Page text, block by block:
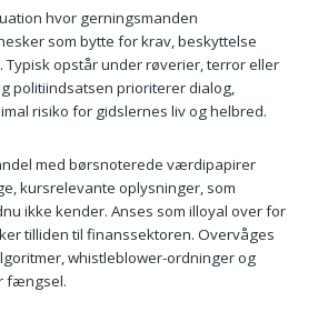
hvor gerningsmanden
som bytte for krav, beskyttelse
Typisk opstår under røverier, terror eller
politiindsatsen prioriterer dialog,
risiko for gidslernes liv og helbred.
med børsnoterede værdipapirer
kursrelevante oplysninger, som
ikke kender. Anses som illoyal over for
tilliden til finanssektoren. Overvåges
whistleblower-ordninger og
fængsel.